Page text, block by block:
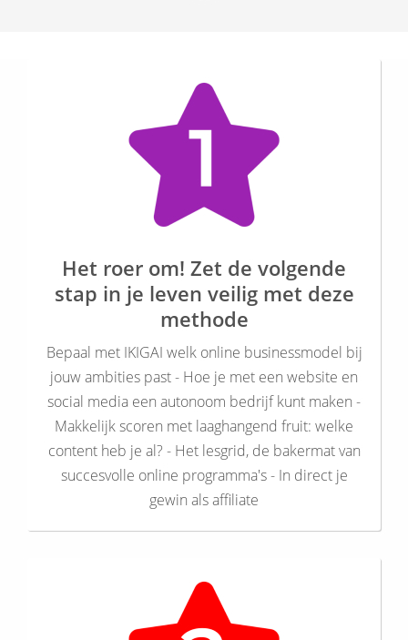
Het roer om! Zet de volgende
stap in je leven veilig met deze
methode
Bepaal met IKIGAI welk online businessmodel bij
jouw ambities past - Hoe je met een website en
social media een autonoom bedrijf kunt maken -
Makkelijk scoren met laaghangend fruit: welke
content heb je al? - Het lesgrid, de bakermat van
succesvolle online programma's - In direct je
gewin als affiliate